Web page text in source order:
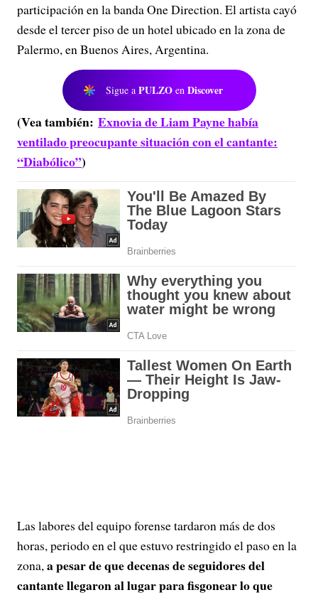
participación en la banda One Direction. El artista cayó
desde el tercer piso de un hotel ubicado en la zona de
Palermo, en Buenos Aires, Argentina.
Sigue a PULZO en Discover
(Vea también: Exnovia de Liam Payne había
ventilado preocupante situación con el cantante:
“Diabólico”)
Las labores del equipo forense tardaron más de dos
horas, periodo en el que estuvo restringido el paso en la
zona,a pesar de que decenas de seguidores del
cantante llegaron al lugar para fisgonear lo que